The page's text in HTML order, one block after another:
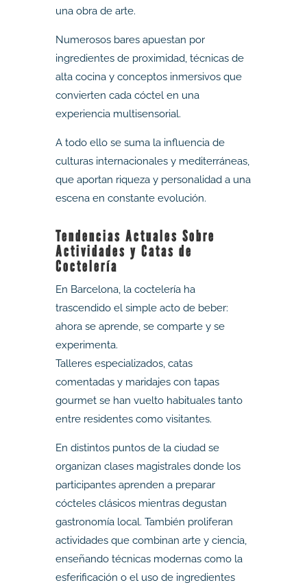
una obra de arte.
Numerosos bares apuestan por
ingredientes de proximidad, técnicas de
alta cocina y conceptos inmersivos que
convierten cada cóctel en una
experiencia multisensorial.
A todo ello se suma la influencia de
culturas internacionales y mediterráneas,
que aportan riqueza y personalidad a una
escena en constante evolución.
Tendencias Actuales Sobre
Actividades y Catas de
Coctelería
En Barcelona, la coctelería ha
trascendido el simple acto de beber:
ahora se aprende, se comparte y se
experimenta.
Talleres especializados, catas
comentadas y maridajes con tapas
gourmet se han vuelto habituales tanto
entre residentes como visitantes.
En distintos puntos de la ciudad se
organizan clases magistrales donde los
participantes aprenden a preparar
cócteles clásicos mientras degustan
gastronomía local. También proliferan
actividades que combinan arte y ciencia,
enseñando técnicas modernas como la
esferificación o el uso de ingredientes